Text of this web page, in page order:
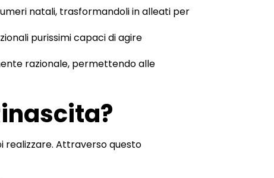
natali, trasformandoli in alleati per
purissimi capaci di agire
razionale, permettendo alle
realizzare. Attraverso questo